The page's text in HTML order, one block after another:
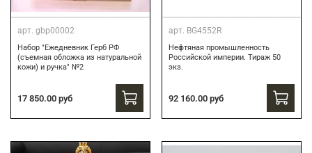
арт. gbp00002
Набор "Ежедневник Герб РФ
(съемная обложка из натуральной
кожи) и ручка" №2
17 850.00 руб
арт. BG4552R
Нефтяная промышленность
Российской империи. Тираж 50
экз.
92 160.00 руб